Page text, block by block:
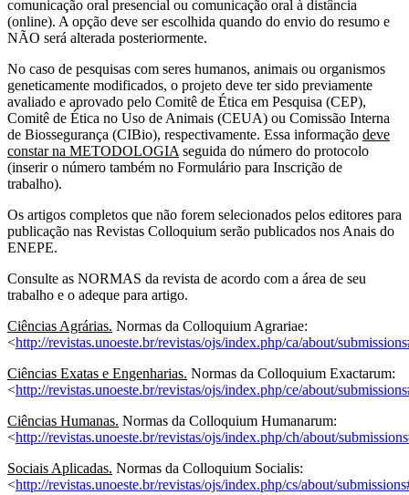
comunicação oral presencial ou comunicação oral à distância
(online). A opção deve ser escolhida quando do envio do resumo e
NÃO será alterada posteriormente.
No caso de pesquisas com seres humanos, animais ou organismos
geneticamente modificados, o projeto deve ter sido previamente
avaliado e aprovado pelo Comitê de Ética em Pesquisa (CEP),
Comitê de Ética no Uso de Animais (CEUA) ou Comissão Interna
de Biossegurança (CIBio), respectivamente. Essa informação deve
constar na METODOLOGIA seguida do número do protocolo
(inserir o número também no Formulário para Inscrição de
trabalho).
Os artigos completos que não forem selecionados pelos editores para
publicação nas Revistas Colloquium serão publicados nos Anais do
ENEPE.
Consulte as NORMAS da revista de acordo com a área de seu
trabalho e o adeque para artigo.
Ciências Agrárias. Normas da Colloquium Agrariae:
<http://revistas.unoeste.br/revistas/ojs/index.php/ca/about/
Ciências Exatas e Engenharias. Normas da Colloquium Exactarum:
<http://revistas.unoeste.br/revistas/ojs/index.php/ce/about/
Ciências Humanas. Normas da Colloquium Humanarum:
<http://revistas.unoeste.br/revistas/ojs/index.php/ch/about/
Sociais Aplicadas. Normas da Colloquium Socialis:
<http://revistas.unoeste.br/revistas/ojs/index.php/cs/about/